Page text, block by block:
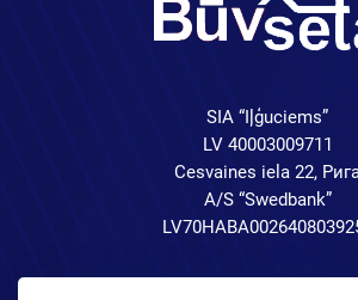
SIA “Iļģuciems”
LV 40003009711
Cesvaines iela 22,
A/S “Swedbank”